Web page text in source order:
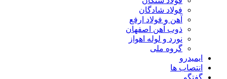
فولاد شادگان
آهن و فولاد ارفع
ذوب آهن اصفهان
نورد و لوله اهواز
گروه ملی
ایمیدرو
انتصاب ها
گفتگو